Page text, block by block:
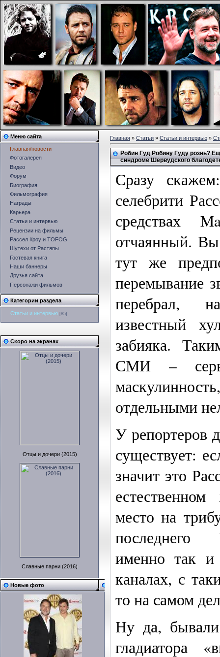
Меню сайта
Главная/новости
Фотогалерея
Видео
Форум
Биография
Фильмография
Награды
Карьера
Статьи и интервью
Рецензии на фильмы
Рассел Кроу и TOFOG
Шутехи от Растяпы
Гостевая книга
Наши баннеры
Друзья сайта
Персонажи фильмов
Категории раздела
Статьи и интервью [85]
Скоро на экранах
Отцы и дочери (2015)
Славные парни (2016)
Новые фото
Главная»Статьи»Статьи и интервью»
Робин Гуд Робину Гуду рознь?
синдроме Шервудского
Сразу
селебрити
средствах
отчаянный.
тут же
перемывание
перебрал,
известный
забияка.
СМИ –
отдельными
У репортеров
существует:
значит это
место на
последнего
именно так и
каналах, с
то на самом
Ну да, бывали
гладиатора